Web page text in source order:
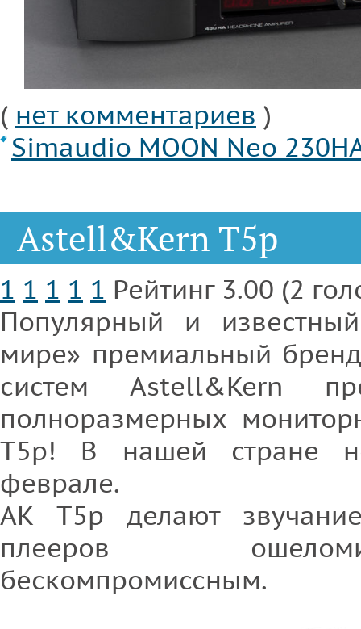
( нет комментариев )
Simaudio MOON Neo
Astell&Kern T5p
1 1 1 1 1 Рейтинг 3.00 (2
Популярный и
мире» премиальный
систем Astell&Kern
полноразмерных
T5p! В нашей стране
феврале.
AК T5p делают
плееров
бескомпромиссным.